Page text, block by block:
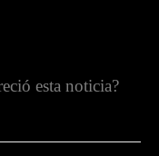
esta noticia?